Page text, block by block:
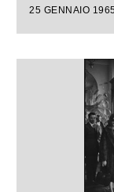
25 GENNAIO